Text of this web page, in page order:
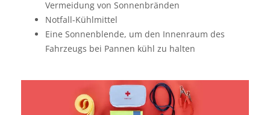
Vermeidung von Sonnenbränden
Notfall-Kühlmittel
Eine Sonnenblende, um den Innenraum des
Fahrzeugs bei Pannen kühl zu halten